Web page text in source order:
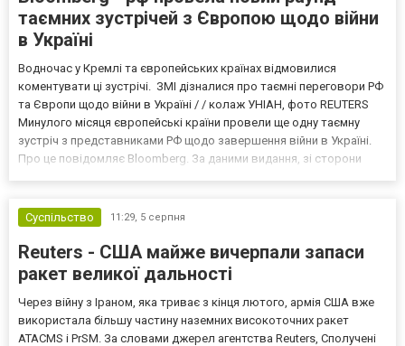
таємних зустрічей з Європою щодо війни
в Україні
Водночас у Кремлі та європейських країнах відмовилися
коментувати ці зустрічі. ЗМІ дізналися про таємні переговори РФ
та Європи щодо війни в Україні / / колаж УНІАН, фото REUTERS
Минулого місяця європейські країни провели ще одну таємну
зустріч з представниками РФ щодо завершення війни в Україні.
Про це повідомляє Bloomberg. За даними видання, зі сторони
Суспільство
11:29, 5 серпня
Reuters - США майже вичерпали запаси
ракет великої дальності
Через війну з Іраном, яка триває з кінця лютого, армія США вже
використала більшу частину наземних високоточних ракет
ATACMS і PrSM. За словами джерел агентства Reuters, Сполучені